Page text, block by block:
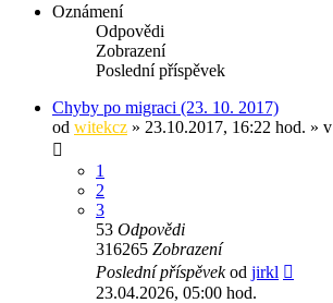
Oznámení
Odpovědi
Zobrazení
Poslední příspěvek
Chyby po migraci (23. 10. 2017)
od witekcz » 23.10.2017, 16:22 hod. » v
1
2
3
53 Odpovědi
316265 Zobrazení
Poslední příspěvekod jirkl
23.04.2026, 05:00 hod.